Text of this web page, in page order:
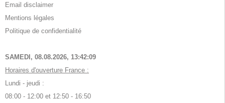
Email disclaimer
Mentions légales
Politique de confidentialité
SAMEDI, 08.08.2026, 13:42:10
Horaires d'ouverture France :
Lundi - jeudi :
08:00 - 12:00 et 12:50 - 16:50